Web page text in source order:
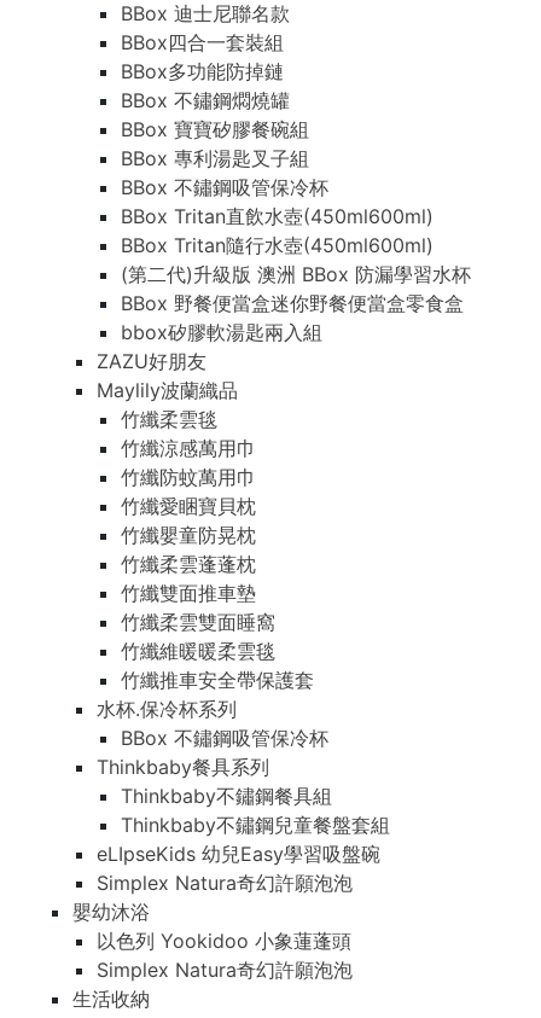
BBox 迪士尼聯名款
BBox四合一套裝組
BBox多功能防掉鏈
BBox 不鏽鋼燜燒罐
BBox 寶寶矽膠餐碗組
BBox 專利湯匙叉子組
BBox 不鏽鋼吸管保冷杯
BBox Tritan直飲水壺(450ml600ml)
BBox Tritan隨行水壺(450ml600ml)
(第二代)升級版 澳洲 BBox 防漏學習水杯
BBox 野餐便當盒迷你野餐便當盒零食盒
bbox矽膠軟湯匙兩入組
ZAZU好朋友
Maylily波蘭織品
竹纖柔雲毯
竹纖涼感萬用巾
竹纖防蚊萬用巾
竹纖愛睏寶貝枕
竹纖嬰童防晃枕
竹纖柔雲蓬蓬枕
竹纖雙面推車墊
竹纖柔雲雙面睡窩
竹纖維暖暖柔雲毯
竹纖推車安全帶保護套
水杯.保冷杯系列
BBox 不鏽鋼吸管保冷杯
Thinkbaby餐具系列
Thinkbaby不鏽鋼餐具組
Thinkbaby不鏽鋼兒童餐盤套組
eLIpseKids 幼兒Easy學習吸盤碗
Simplex Natura奇幻許願泡泡
嬰幼沐浴
以色列 Yookidoo 小象蓮蓬頭
Simplex Natura奇幻許願泡泡
生活收納